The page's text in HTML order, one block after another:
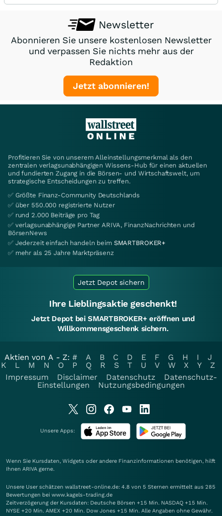
Newsletter
Abonnieren Sie unsere kostenlosen Newsletter
und verpassen Sie nichts mehr aus der
Redaktion
Jetzt abonnieren!
Profitieren Sie von unserem Alleinstellungsmerkmal als den
zentralen verlagsunabhängigen Wissens-Hub für einen aktuellen
und fundierten Zugang in die Börsen- und Wirtschaftswelt, um
strategische Entscheidungen zu treffen.
✅ Größte Finanz-Community Deutschlands
✅ über 550.000 registrierte Nutzer
✅ rund 2.000 Beiträge pro Tag
✅ verlagsunabhängige Partner ARIVA, FinanzNachrichten und
BörsenNews
✅ Jederzeit einfach handeln beim SMARTBROKER+
✅ mehr als 25 Jahre Marktpräsenz
Jetzt Depot sichern
Ihre Lieblingsaktie geschenkt!
Jetzt Depot bei SMARTBROKER+ eröffnen und
Willkommensgeschenk sichern.
Aktien von A - Z: # A B C D E F G H I
J
K
L M N O P Q R S T U V W X Y
Z
Impressum
Disclaimer Datenschutz
Datenschutz-
Einstellungen
Nutzungsbedingungen
Unsere Apps:
Wenn Sie Kursdaten, Widgets oder andere Finanzinformationen benötigen, hilft
Ihnen ARIVA gerne.
Unsere User schätzen wallstreet-online.de: 4.8 von 5 Sternen ermittelt aus 285
Bewertungen bei www.kagels-trading.de
Zeitverzögerung der Kursdaten: Deutsche Börsen +15 Min. NASDAQ +15 Min.
NYSE +20 Min. AMEX +20 Min. Dow Jones +15 Min. Alle Angaben ohne Gewähr.